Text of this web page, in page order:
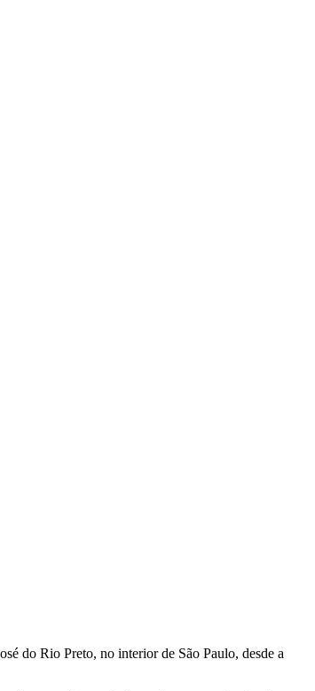
do Rio Preto, no interior de São Paulo, desde a